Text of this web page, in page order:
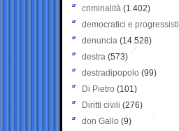
criminalità (1.402)
democratici e progressisti
denuncia (14.528)
destra (573)
destradipopolo (99)
Di Pietro (101)
Diritti civili (276)
don Gallo (9)